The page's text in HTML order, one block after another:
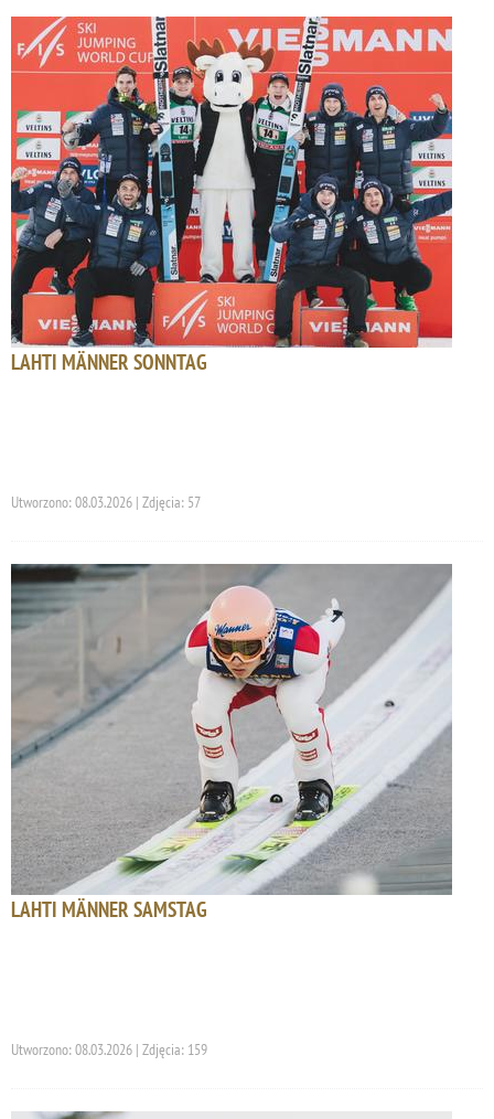
LAHTI MÄNNER SONNTAG
Utworzono: 08.03.2026 | Zdjęcia: 57
LAHTI MÄNNER SAMSTAG
Utworzono: 08.03.2026 | Zdjęcia: 159